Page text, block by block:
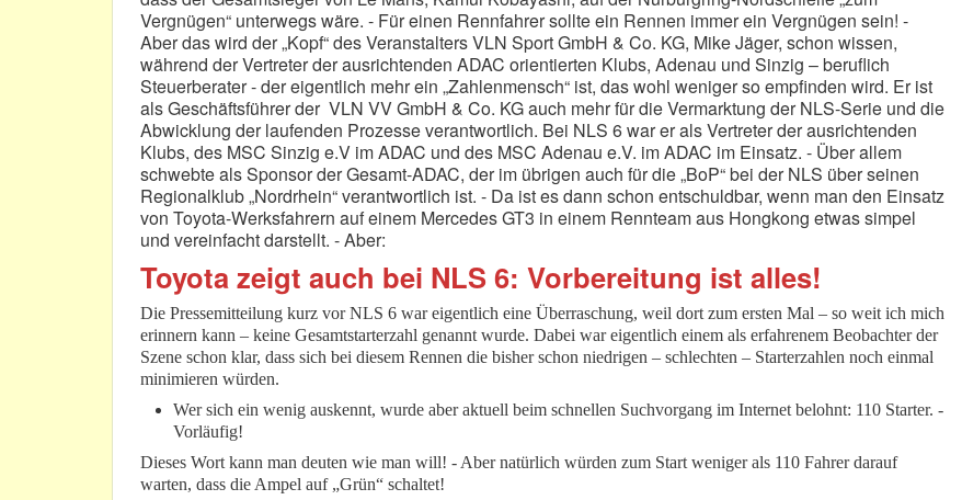
Vergnügen“ unterwegs wäre. - Für einen Rennfahrer sollte ein Rennen immer ein Vergnügen sein! -
Aber das wird der „Kopf“ des Veranstalters VLN Sport GmbH & Co. KG, Mike Jäger, schon wissen,
während der Vertreter der ausrichtenden ADAC orientierten Klubs, Adenau und Sinzig – beruflich
Steuerberater - der eigentlich mehr ein „Zahlenmensch“ ist, das wohl weniger so empfinden wird. Er ist
als Geschäftsführer der VLN VV GmbH & Co. KG auch mehr für die Vermarktung der NLS-Serie und die
Abwicklung der laufenden Prozesse verantwortlich. Bei NLS 6 war er als Vertreter der ausrichtenden
Klubs, des MSC Sinzig e.V im ADAC und des MSC Adenau e.V. im ADAC im Einsatz. - Über allem
schwebte als Sponsor der Gesamt-ADAC, der im übrigen auch für die „BoP“ bei der NLS über seinen
Regionalklub „Nordrhein“ verantwortlich ist. - Da ist es dann schon entschuldbar, wenn man den Einsatz
von Toyota-Werksfahrern auf einem Mercedes GT3 in einem Rennteam aus Hongkong etwas simpel
und vereinfacht darstellt. - Aber:
Toyota zeigt auch bei NLS 6: Vorbereitung ist alles!
Die Pressemitteilung kurz vor NLS 6 war eigentlich eine Überraschung, weil dort zum ersten Mal – so weit ich mich
erinnern kann – keine Gesamtstarterzahl genannt wurde. Dabei war eigentlich einem als erfahrenem Beobachter der
Szene schon klar, dass sich bei diesem Rennen die bisher schon niedrigen – schlechten – Starterzahlen noch einmal
minimieren würden.
Wer sich ein wenig auskennt, wurde aber aktuell beim schnellen Suchvorgang im Internet belohnt: 110 Starter. -
Vorläufig!
Dieses Wort kann man deuten wie man will! - Aber natürlich würden zum Start weniger als 110 Fahrer darauf
warten, dass die Ampel auf „Grün“ schaltet!